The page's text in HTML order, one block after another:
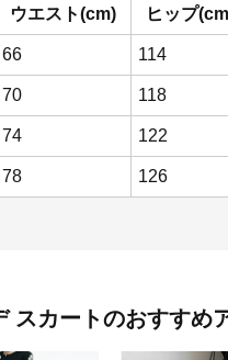
ウエスト(cm) ヒップ
66 114
70 118
74 122
78 126
スカートのおすすめ